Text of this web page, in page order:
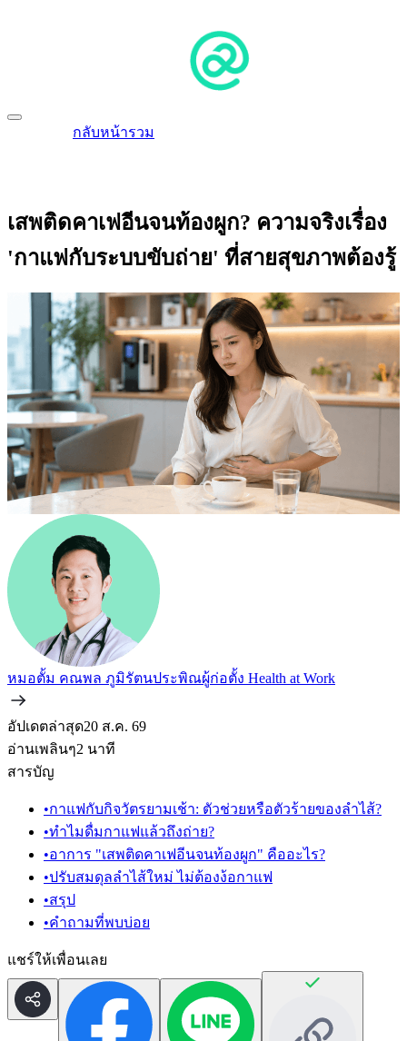
กลับหน้ารวม
เสพติดคาเฟอีนจนท้องผูก? ความจริงเรื่อง
'กาแฟกับระบบขับถ่าย' ที่สายสุขภาพต้องรู้
หมอตั้ม คณพล ภูมิรัตนประพิณผู้ก่อตั้ง Health at Work
อัปเดตล่าสุด20 ส.ค. 69
อ่านเพลินๆ2 นาที
สารบัญ
•กาแฟกับกิจวัตรยามเช้า: ตัวช่วยหรือตัวร้ายของลำไส้?
•ทำไมดื่มกาแฟแล้วถึงถ่าย?
•อาการ "เสพติดคาเฟอีนจนท้องผูก" คืออะไร?
•ปรับสมดุลลำไส้ใหม่ ไม่ต้องง้อกาแฟ
•สรุป
•คำถามที่พบบ่อย
แชร์ให้เพื่อนเลย